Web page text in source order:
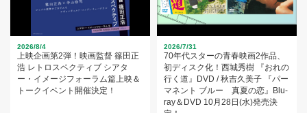
2026/8/4
上映企画第2弾！映画監督 篠田正
浩 レトロスペクティブ シアタ
ー・イメージフォーラム篇上映＆
トークイベント開催決定！
2026/7/31
70年代スターの青春映画2作品、
初ディスク化！西城秀樹 『おれの
行く道』DVD / 秋吉久美子 『パー
マネント ブルー 真夏の恋』Blu-
ray＆DVD 10月28日(水)発売決